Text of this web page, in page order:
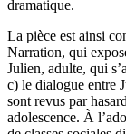
dramatique.
La pièce est ainsi
Narration, qui
Julien, adulte, qui
c) le dialogue entre
sont revus par
adolescence. À